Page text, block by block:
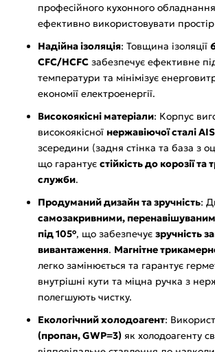
професійного кухонного
ефективно використовувати
Надійна ізоляція: Товщина ізоляції
CFC/HCFC забезпечує ефективне
температури та мінімізує
економії електроенергії.
Високоякісні матеріали: Корпус
високоякісної нержавіючої сталі
зсередини (задня стінка та база з
що гарантує стійкість до корозії
служби.
Продуманий дизайн та зручність:
самозакривними,
під 105°, що забезпечує зручність
вивантаження. Магнітне
легко замінюється та гарантує
внутрішні кути та міцна ручка з
полегшують чистку.
Екологічний холодоагент:
(пропан, GWP=3) як холодоагенту